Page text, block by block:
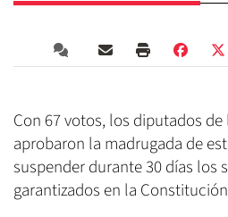
Con 67 votos, los diputados
aprobaron la madrugada de
suspender durante 30 días los
garantizados en la